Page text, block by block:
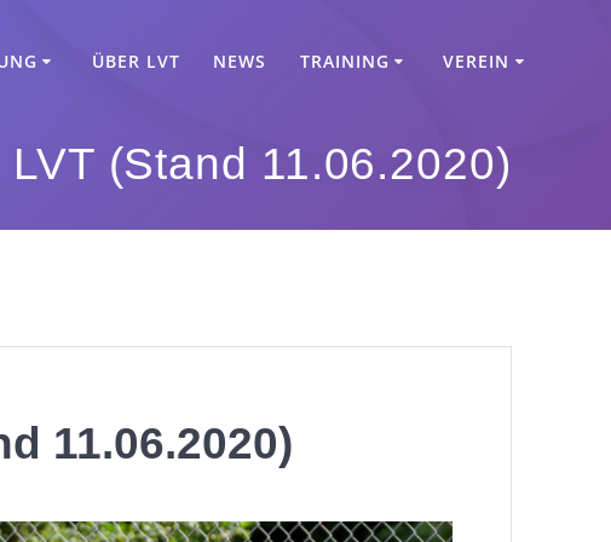
ÜBER LVT NEWS TRAINING VEREIN
(Stand 11.06.2020)
11.06.2020)